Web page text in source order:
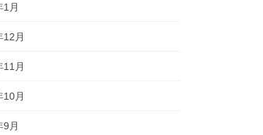
1月
12月
11月
10月
9月